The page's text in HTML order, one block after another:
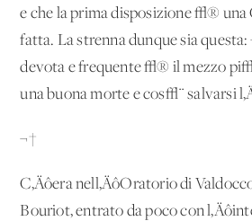
e che la prima disposizione √® una
fatta. La strenna dunque sia
devota e frequente √® il mezzo
una buona morte e cos√¨ salvarsi
¬†
C‚Äôera nell‚ÄôOratorio di
Bouriot, entrato da poco con